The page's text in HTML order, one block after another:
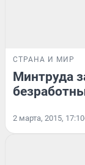
СТРАНА И МИР
Минтруда
2 марта, 2015, 17:10